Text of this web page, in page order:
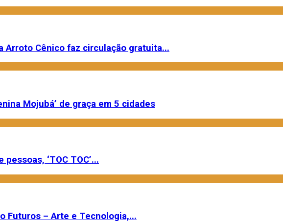
Arroto Cênico faz circulação gratuita...
Mojubá’ de graça em 5 cidades
‘TOC TOC’...
Futuros – Arte e Tecnologia,...